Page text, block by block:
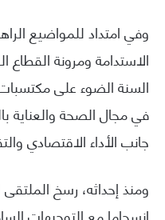
وفي امتداد للمواضيع
الاستدامة ومرونة
السنة الضوء على
في مجال الصحة والعناية
جانب الأداء الاقتصادي
ومنذ إحداثه، رسخ